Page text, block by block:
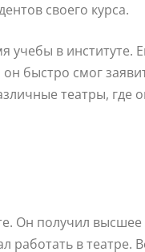
своего курса.
в институте.
быстро смог
театры, где
Он получил
в театре.